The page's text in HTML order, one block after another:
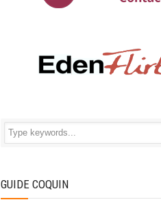
GUIDE COQUIN